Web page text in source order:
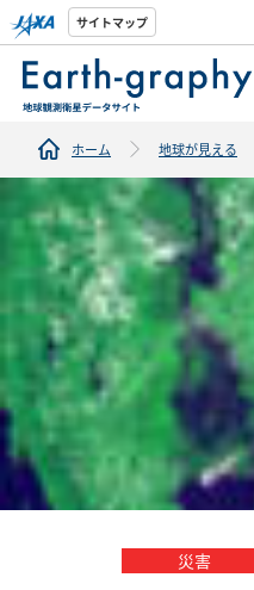
サイトマップ
ホーム 地球が見える
災害